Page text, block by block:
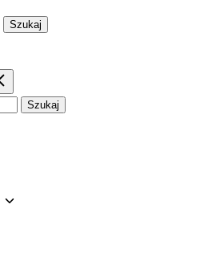
Szukaj
Szukaj